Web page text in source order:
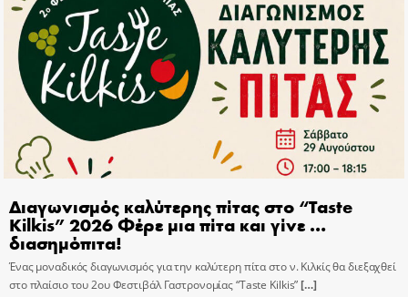
Διαγωνισμός καλύτερης πίτας στο “Taste
Kilkis” 2026 Φέρε μια πίτα και γίνε …
διασημόπιτα!
Ένας μοναδικός διαγωνισμός για την καλύτερη πίτα στο ν. Κιλκίς θα διεξαχθεί
στο πλαίσιο του 2ου Φεστιβάλ Γαστρονομίας “Taste Kilkis”[…]